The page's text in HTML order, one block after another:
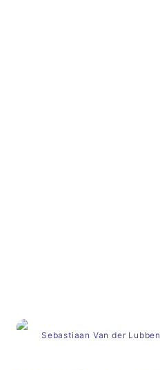
Sebastiaan Van der Lubben